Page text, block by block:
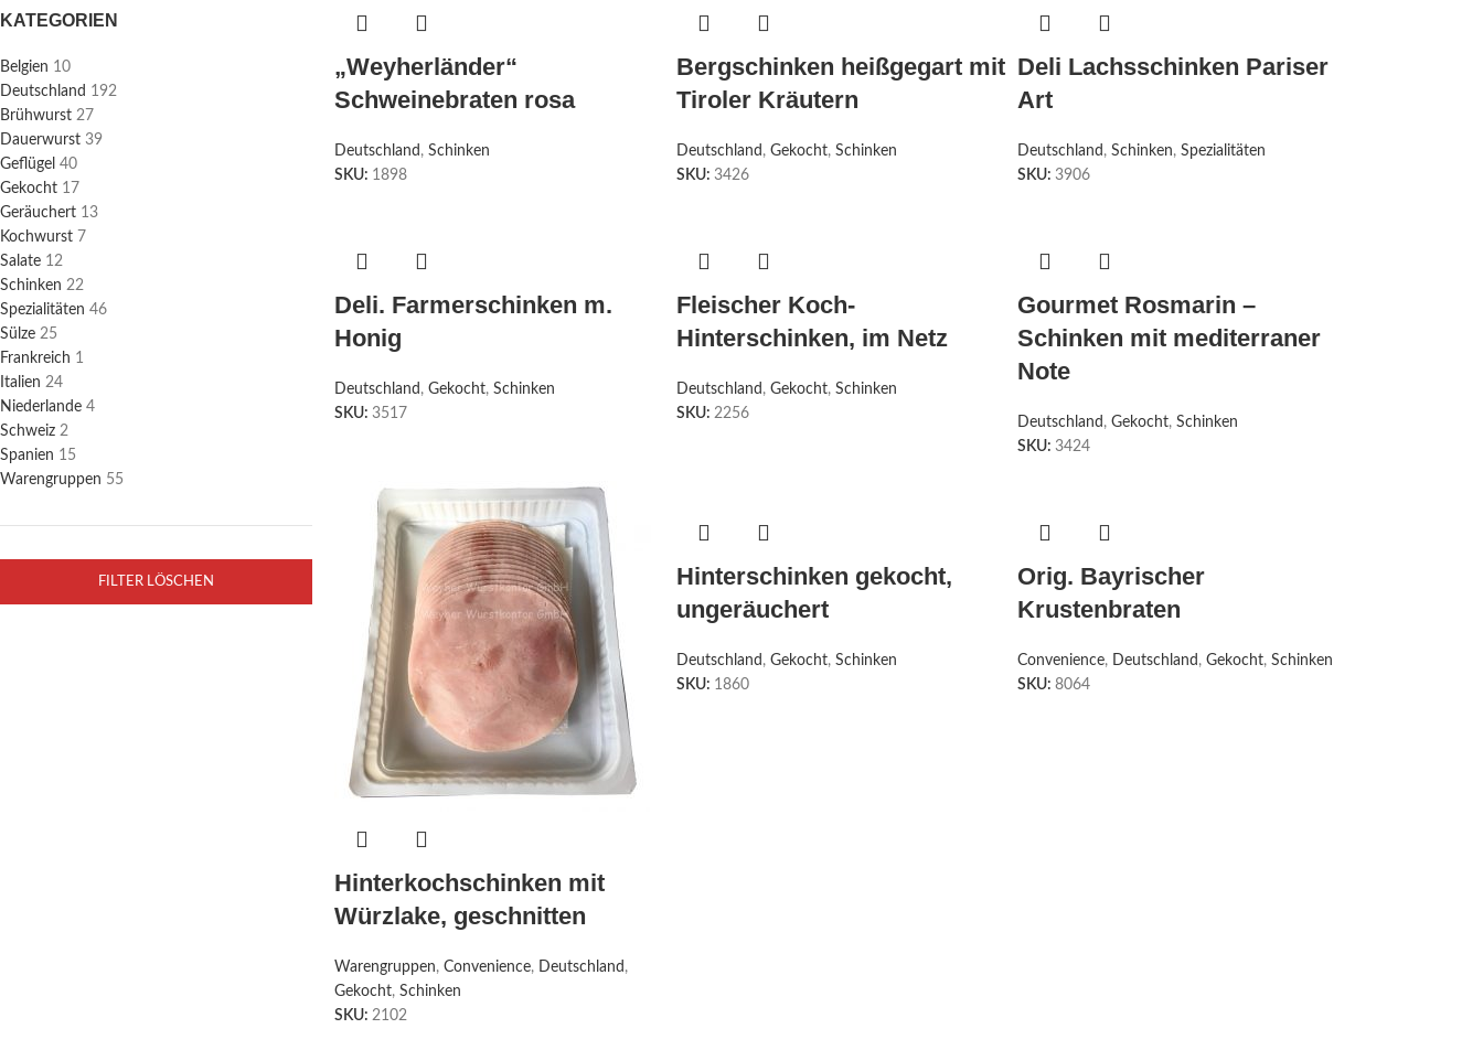
KATEGORIEN
Belgien 10
Deutschland 192
Brühwurst 27
Dauerwurst 39
Geflügel 40
Gekocht 17
Geräuchert 13
Kochwurst 7
Salate 12
Schinken 22
Spezialitäten 46
Sülze 25
Frankreich 1
Italien 24
Niederlande 4
Schweiz 2
Spanien 15
Warengruppen 55
FILTER LÖSCHEN
„Weyherländer“
Schweinebraten rosa
Deutschland , Schinken
SKU: 1898
Bergschinken heißgegart mit
Tiroler Kräutern
Deutschland , Gekocht, Schinken
SKU: 3426
Deli Lachsschinken Pariser
Art
Deutschland ,Schinken,Spezialitäten
SKU:3906
Deli. Farmerschinken m.
Honig
Deutschland , Gekocht, Schinken
SKU: 3517
Fleischer Koch-
Hinterschinken, im Netz
Deutschland , Gekocht, Schinken
SKU: 2256
Gourmet Rosmarin –
Schinken mit mediterraner
Note
Deutschland ,Gekocht,Schinken
SKU:3424
Hinterkochschinken mit
Würzlake, geschnitten
Warengruppen, Convenience, Deutschland ,
Gekocht, Schinken
SKU: 2102
Hinterschinken gekocht,
ungeräuchert
Deutschland , Gekocht, Schinken
SKU: 1860
Orig. Bayrischer
Krustenbraten
Convenience, Deutschland ,Gekocht,Schinken
SKU:8064